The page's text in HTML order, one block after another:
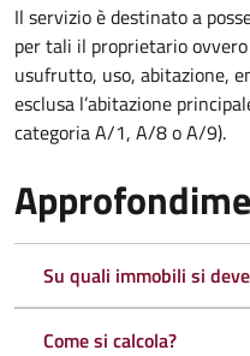
Il servizio è destinato a
per tali il proprietario
usufrutto, uso, abitazione,
esclusa l’abitazione
categoria A/1, A/8 o A/9).
Su quali immobili si
Come si calcola?